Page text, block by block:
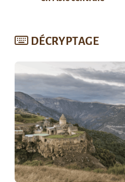
DÉCRYPTAGE